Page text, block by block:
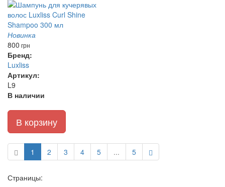
Новинка
800 грн
Бренд:
Luxliss
Артикул:
L9
В наличии
В корзину
1 2 3 4 5 ... 5
Страницы: